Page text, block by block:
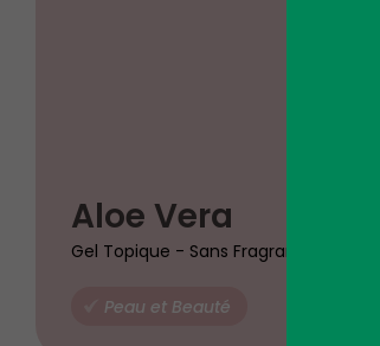
Aloe Vera
Gel Topique - Sans Fragrance
Peau et Beauté